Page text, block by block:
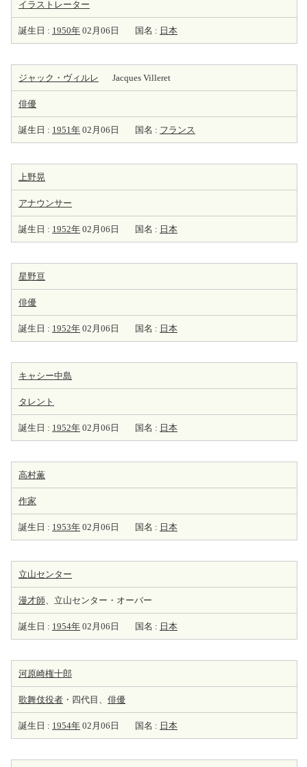
イラストレーター
誕生日 : 1950年 02月06日 国名 : 日本
ジャック・ヴィルレ Jacques Villeret
俳優
誕生日 : 1951年 02月06日 国名 : フランス
上野晃
アナウンサー
誕生日 : 1952年 02月06日 国名 : 日本
星野亘
俳優
誕生日 : 1952年 02月06日 国名 : 日本
キャシー中島
タレント
誕生日 : 1952年 02月06日 国名 : 日本
高村薫
作家
誕生日 : 1953年 02月06日 国名 : 日本
立山センター
漫才師、立山センター・オーバー
誕生日 : 1954年 02月06日 国名 : 日本
河原崎権十郎
歌舞伎役者 ・四代目、 俳優
誕生日 : 1954年 02月06日 国名 : 日本